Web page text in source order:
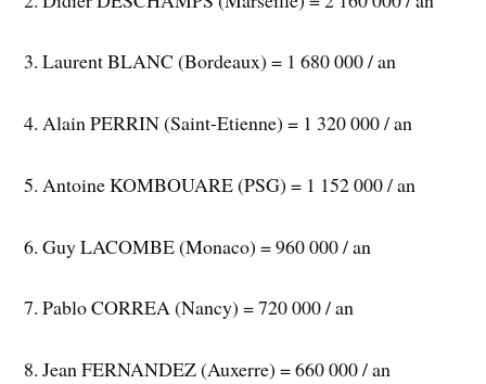
3. Laurent BLANC (Bordeaux) = 1 680 000 / an
4. Alain PERRIN (Saint-Etienne) = 1 320 000 / an
5. Antoine KOMBOUARE (PSG) = 1 152 000 / an
6. Guy LACOMBE (Monaco) = 960 000 / an
7. Pablo CORREA (Nancy) = 720 000 / an
8. Jean FERNANDEZ (Auxerre) = 660 000 / an